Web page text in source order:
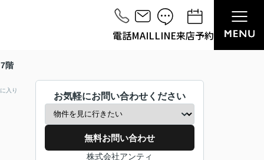
電話MAILLINE来店予約
7階
入り
お気軽にお問い合わせください
無料お問い合わせ
株式会社アンティ